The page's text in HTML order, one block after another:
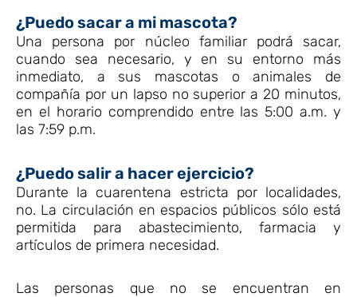
¿Puedo sacar a mi mascota?
Una persona por núcleo familiar podrá sacar,
cuando sea necesario, y en su entorno más
inmediato, a sus mascotas o animales de
compañía por un lapso no superior a 20 minutos,
en el horario comprendido entre las 5:00 a.m. y
las 7:59 p.m.
¿Puedo salir a hacer ejercicio?
Durante la cuarentena estricta por localidades,
no. La circulación en espacios públicos sólo está
permitida para abastecimiento, farmacia y
artículos de primera necesidad.
Las personas que no se encuentran en